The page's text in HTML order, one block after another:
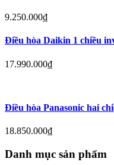
9.250.000₫
Điều hòa Daikin 1 chiều
17.990.000₫
Điều hòa Panasonic hai
18.850.000₫
Danh mục sản phẩm